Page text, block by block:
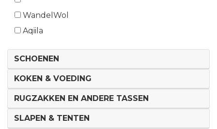
WandelWol
Aqiila
SCHOENEN
KOKEN & VOEDING
RUGZAKKEN EN ANDERE TASSEN
SLAPEN & TENTEN